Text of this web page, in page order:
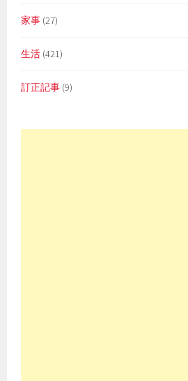
家事 (27)
生活 (421)
訂正記事 (9)